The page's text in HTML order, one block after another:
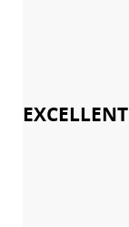
EXCELLENT